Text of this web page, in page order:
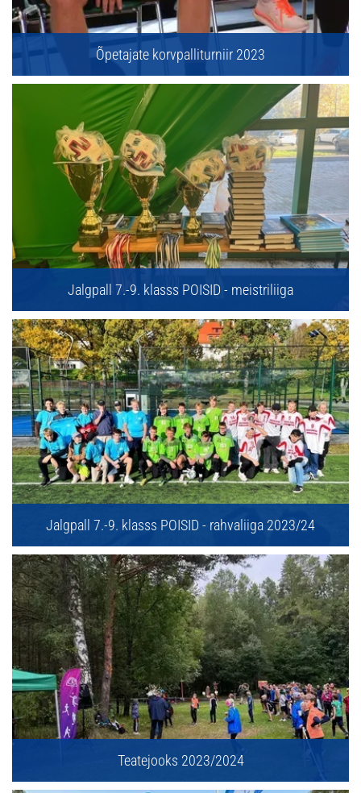
Õpetajate korvpalliturniir 2023
Jalgpall 7.-9. klasss POISID - meistriliiga
Jalgpall 7.-9. klasss POISID - rahvaliiga 2023/24
Teatejooks 2023/2024